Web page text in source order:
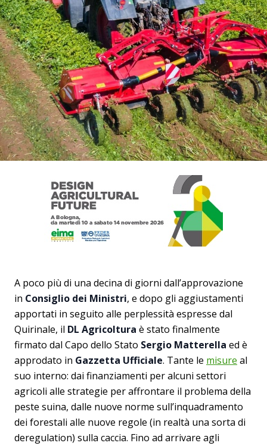
A poco più di una decina di giorni dall’approvazione
in Consiglio dei Ministri, e dopo gli aggiustamenti
apportati in seguito alle perplessità espresse dal
Quirinale, il DL Agricoltura è stato finalmente
firmato dal Capo dello Stato Sergio Matterella ed è
approdato in Gazzetta Ufficiale. Tante le misure al
suo interno: dai finanziamenti per alcuni settori
agricoli alle strategie per affrontare il problema della
peste suina, dalle nuove norme sull’inquadramento
dei forestali alle nuove regole (in realtà una sorta di
deregulation) sulla caccia. Fino ad arrivare agli